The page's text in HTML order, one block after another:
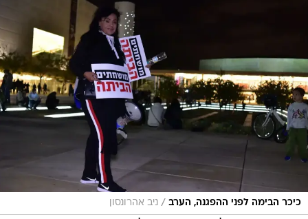
כיכר הבימה לפני ההפגנה, הערב / ניב אהרונסון